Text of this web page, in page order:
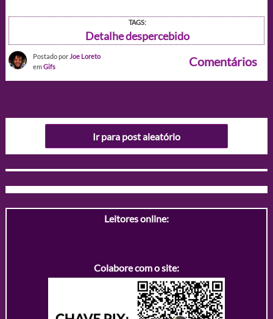
TAGS:
Detalhe despercebido
Postado por Joe Loreto
emGifs Comentários
Ir para post aleatório
Leitores online:
Colabore com o site: